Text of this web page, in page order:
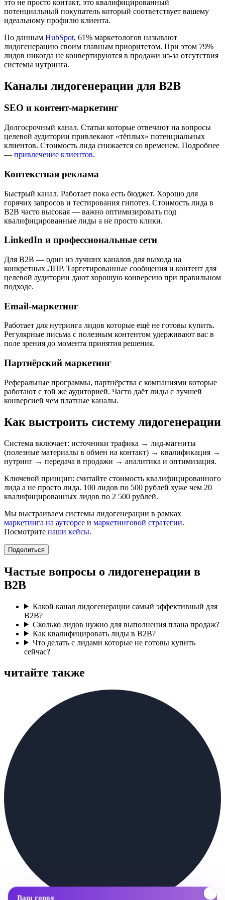
это не просто контакт, это квалифицированный
потенциальный покупатель который соответствует вашему
идеальному профилю клиента.
По данным HubSpot, 61% маркетологов называют
лидогенерацию своим главным приоритетом. При этом 79%
лидов никогда не конвертируются в продажи из-за отсутствия
системы нутринга.
Каналы лидогенерации для B2B
SEO и контент-маркетинг
Долгосрочный канал. Статьи которые отвечают на вопросы
целевой аудитории привлекают «тёплых» потенциальных
клиентов. Стоимость лида снижается со временем. Подробнее
— привлечение клиентов.
Контекстная реклама
Быстрый канал. Работает пока есть бюджет. Хорошо для
горячих запросов и тестирования гипотез. Стоимость лида в
B2B часто высокая — важно оптимизировать под
квалифицированные лиды а не просто клики.
LinkedIn и профессиональные сети
Для B2B — один из лучших каналов для выхода на
конкретных ЛПР. Таргетированные сообщения и контент для
целевой аудитории дают хорошую конверсию при правильном
подходе.
Email-маркетинг
Работает для нутринга лидов которые ещё не готовы купить.
Регулярные письма с полезным контентом удерживают вас в
поле зрения до момента принятия решения.
Партнёрский маркетинг
Реферальные программы, партнёрства с компаниями которые
работают с той же аудиторией. Часто даёт лиды с лучшей
конверсией чем платные каналы.
Как выстроить систему лидогенерации
Система включает: источники трафика → лид-магниты
(полезные материалы в обмен на контакт) → квалификация →
нутринг → передача в продажи → аналитика и оптимизация.
Ключевой принцип: считайте стоимость квалифицированного
лида а не просто лида. 100 лидов по 500 рублей хуже чем 20
квалифицированных лидов по 2 500 рублей.
Мы выстраиваем системы лидогенерации в рамках
маркетинга на аутсорсе и маркетинговой стратегии.
Посмотрите наши кейсы.
Поделиться
Частые вопросы о лидогенерации в
B2B
Какой канал лидогенерации самый эффективный для
B2B?
Сколько лидов нужно для выполнения плана продаж?
Как квалифицировать лиды в B2B?
Что делать с лидами которые не готовы купить
сейчас?
читайте также
Ваш город